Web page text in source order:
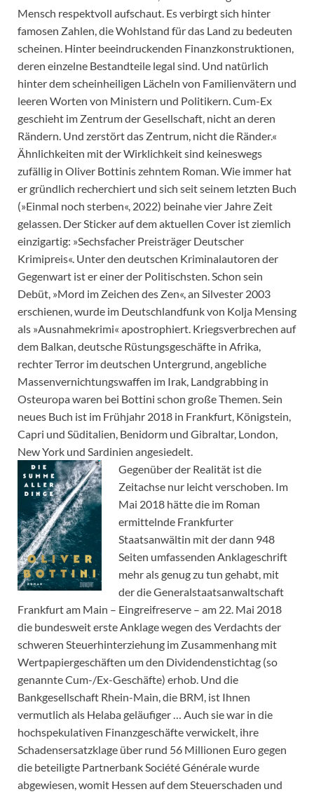
Mensch respektvoll aufschaut. Es verbirgt sich hinter
famosen Zahlen, die Wohlstand für das Land zu bedeuten
scheinen. Hinter beeindruckenden Finanzkonstruktionen,
deren einzelne Bestandteile legal sind. Und natürlich
hinter dem scheinheiligen Lächeln von Familienvätern und
leeren Worten von Ministern und Politikern. Cum-Ex
geschieht im Zentrum der Gesellschaft, nicht an deren
Rändern. Und zerstört das Zentrum, nicht die Ränder.«
Ähnlichkeiten mit der Wirklichkeit sind keineswegs
zufällig in Oliver Bottinis zehntem Roman. Wie immer hat
er gründlich recherchiert und sich seit seinem letzten Buch
(»Einmal noch sterben«, 2022) beinahe vier Jahre Zeit
gelassen. Der Sticker auf dem aktuellen Cover ist ziemlich
einzigartig: »Sechsfacher Preisträger Deutscher
Krimipreis«. Unter den deutschen Kriminalautoren der
Gegenwart ist er einer der Politischsten. Schon sein
Debüt, »Mord im Zeichen des Zen«, an Silvester 2003
erschienen, wurde im Deutschlandfunk von Kolja Mensing
als »Ausnahmekrimi« apostrophiert. Kriegsverbrechen auf
dem Balkan, deutsche Rüstungsgeschäfte in Afrika,
rechter Terror im deutschen Untergrund, angebliche
Massenvernichtungswaffen im Irak, Landgrabbing in
Osteuropa waren bei Bottini schon große Themen. Sein
neues Buch ist im Frühjahr 2018 in Frankfurt, Königstein,
Capri und Süditalien, Benidorm und Gibraltar, London,
New York und Sardinien angesiedelt.
Gegenüber der Realität ist die
Zeitachse nur leicht verschoben. Im
Mai 2018 hätte die im Roman
ermittelnde Frankfurter
Staatsanwältin mit der dann 948
Seiten umfassenden Anklageschrift
mehr als genug zu tun gehabt, mit
der die Generalstaatsanwaltschaft
Frankfurt am Main – Eingreifreserve – am 22. Mai 2018
die bundesweit erste Anklage wegen des Verdachts der
schweren Steuerhinterziehung im Zusammenhang mit
Wertpapiergeschäften um den Dividendenstichtag (so
genannte Cum-/Ex-Geschäfte) erhob. Und die
Bankgesellschaft Rhein-Main, die BRM, ist Ihnen
vermutlich als Helaba geläufiger … Auch sie war in die
hochspekulativen Finanzgeschäfte verwickelt, ihre
Schadensersatzklage über rund 56 Millionen Euro gegen
die beteiligte Partnerbank Société Générale wurde
abgewiesen, womit Hessen auf dem Steuerschaden und